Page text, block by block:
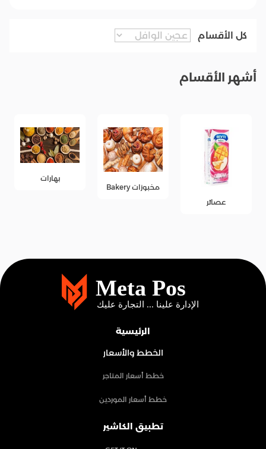
كل الأقسام
أشهر الأقسام
عصائر
مخبوزات Bakery
بهارات
الرئيسية
الخطط والأسعار
خطط أسعار المتاجر
خطط أسعار الموردين
تطبيق الكاشير